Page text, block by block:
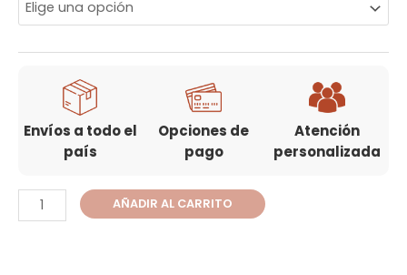
Envíos a todo el
país
Opciones de
pago
Atención
personalizada
AÑADIR AL CARRITO